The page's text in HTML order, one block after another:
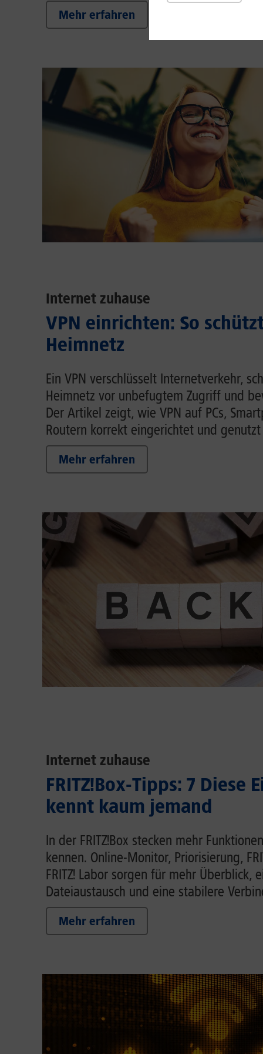
Mehr erfahren
Internet zuhause
VPN einrichten: So
Heimnetz
Ein VPN verschlüsselt Internetverkehr,
Heimnetz vor unbefugtem Zugriff und
Der Artikel zeigt, wie VPN auf PCs,
Routern korrekt eingerichtet und
Mehr erfahren
Internet zuhause
FRITZ!Box-Tipps: 7 Diese
kennt kaum jemand
In der FRITZ!Box stecken mehr
kennen. Online-Monitor, Priorisierung,
FRITZ! Labor sorgen für mehr Überblick,
Dateiaustausch und eine stabilere
Mehr erfahren